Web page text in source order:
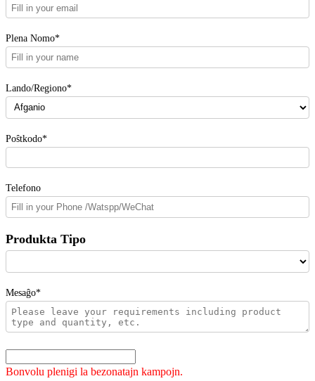
Plena Nomo*
Lando/Regiono*
Poŝtkodo*
Telefono
Produkta Tipo
Mesaĝo*
Bonvolu plenigi la bezonatajn kampojn.